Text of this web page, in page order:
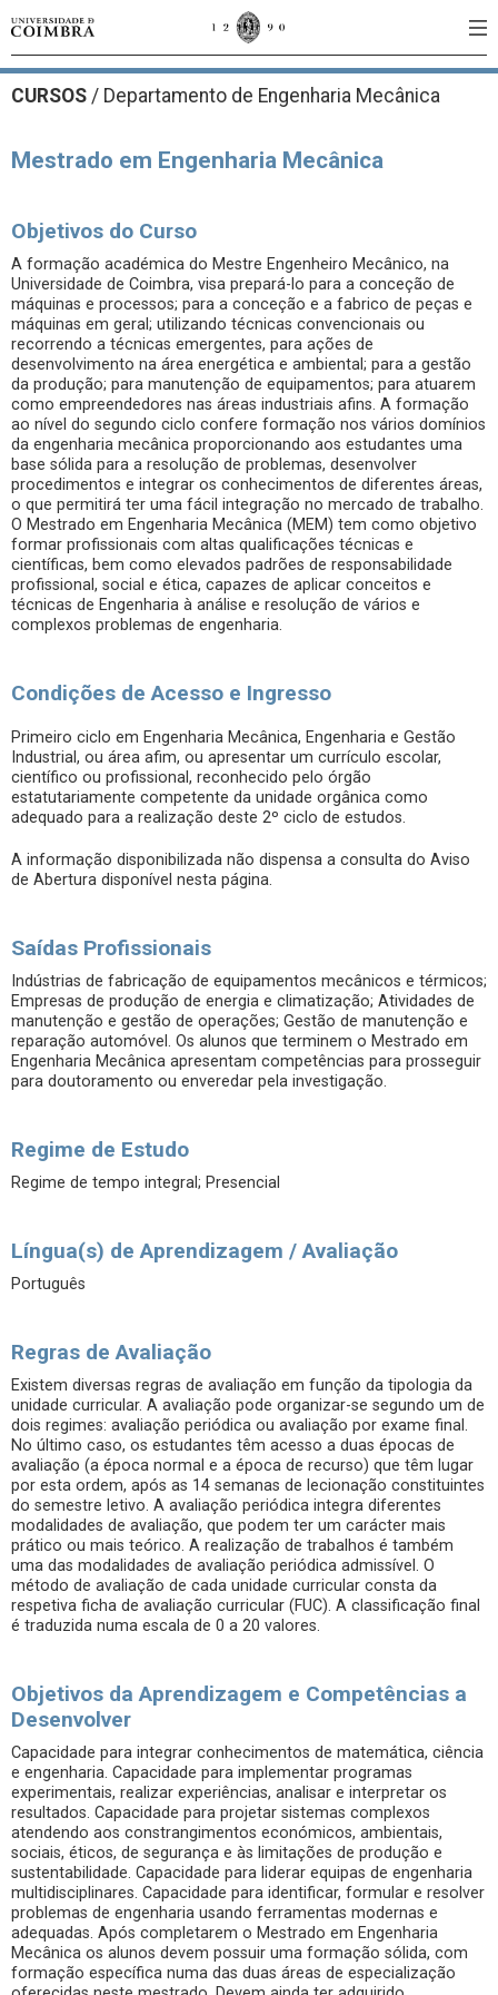
CURSOS / Departamento de Engenharia Mecânica
Mestrado em Engenharia Mecânica
Objetivos do Curso
A formação académica do Mestre Engenheiro Mecânico, na
Universidade de Coimbra, visa prepará-lo para a conceção de
máquinas e processos; para a conceção e a fabrico de peças e
máquinas em geral; utilizando técnicas convencionais ou
recorrendo a técnicas emergentes, para ações de
desenvolvimento na área energética e ambiental; para a gestão
da produção; para manutenção de equipamentos; para atuarem
como empreendedores nas áreas industriais afins. A formação
ao nível do segundo ciclo confere formação nos vários domínios
da engenharia mecânica proporcionando aos estudantes uma
base sólida para a resolução de problemas, desenvolver
procedimentos e integrar os conhecimentos de diferentes áreas,
o que permitirá ter uma fácil integração no mercado de trabalho.
O Mestrado em Engenharia Mecânica (MEM) tem como objetivo
formar profissionais com altas qualificações técnicas e
científicas, bem como elevados padrões de responsabilidade
profissional, social e ética, capazes de aplicar conceitos e
técnicas de Engenharia à análise e resolução de vários e
complexos problemas de engenharia.
Condições de Acesso e Ingresso
Primeiro ciclo em Engenharia Mecânica, Engenharia e Gestão
Industrial, ou área afim, ou apresentar um currículo escolar,
científico ou profissional, reconhecido pelo órgão
estatutariamente competente da unidade orgânica como
adequado para a realização deste 2º ciclo de estudos.
A informação disponibilizada não dispensa a consulta do Aviso
de Abertura disponível nesta página.
Saídas Profissionais
Indústrias de fabricação de equipamentos mecânicos e térmicos;
Empresas de produção de energia e climatização; Atividades de
manutenção e gestão de operações; Gestão de manutenção e
reparação automóvel. Os alunos que terminem o Mestrado em
Engenharia Mecânica apresentam competências para prosseguir
para doutoramento ou enveredar pela investigação.
Regime de Estudo
Regime de tempo integral; Presencial
Língua(s) de Aprendizagem / Avaliação
Português
Regras de Avaliação
Existem diversas regras de avaliação em função da tipologia da
unidade curricular. A avaliação pode organizar-se segundo um de
dois regimes: avaliação periódica ou avaliação por exame final.
No último caso, os estudantes têm acesso a duas épocas de
avaliação (a época normal e a época de recurso) que têm lugar
por esta ordem, após as 14 semanas de lecionação constituintes
do semestre letivo. A avaliação periódica integra diferentes
modalidades de avaliação, que podem ter um carácter mais
prático ou mais teórico. A realização de trabalhos é também
uma das modalidades de avaliação periódica admissível. O
método de avaliação de cada unidade curricular consta da
respetiva ficha de avaliação curricular (FUC). A classificação final
é traduzida numa escala de 0 a 20 valores.
Objetivos da Aprendizagem e Competências a
Desenvolver
Capacidade para integrar conhecimentos de matemática, ciência
e engenharia. Capacidade para implementar programas
experimentais, realizar experiências, analisar e interpretar os
resultados. Capacidade para projetar sistemas complexos
atendendo aos constrangimentos económicos, ambientais,
sociais, éticos, de segurança e às limitações de produção e
sustentabilidade. Capacidade para liderar equipas de engenharia
multidisciplinares. Capacidade para identificar, formular e resolver
problemas de engenharia usando ferramentas modernas e
adequadas. Após completarem o Mestrado em Engenharia
Mecânica os alunos devem possuir uma formação sólida, com
formação específica numa das duas áreas de especialização